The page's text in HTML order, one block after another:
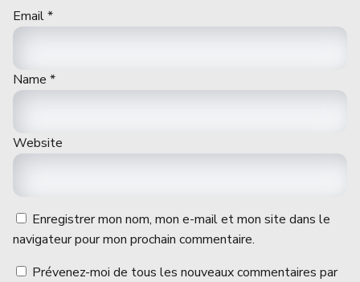
Email*
Name *
Website
Enregistrer mon nom, mon e-mail et mon site dans le
navigateur pour mon prochain commentaire.
Prévenez-moi de tous les nouveaux commentaires par